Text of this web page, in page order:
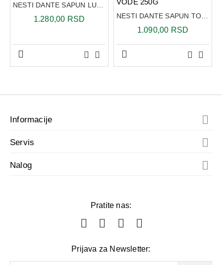
1.280,00 RSD
1.090,00 RSD
Informacije
Servis
Nalog
Pratite nas:
Prijava za Newsletter: